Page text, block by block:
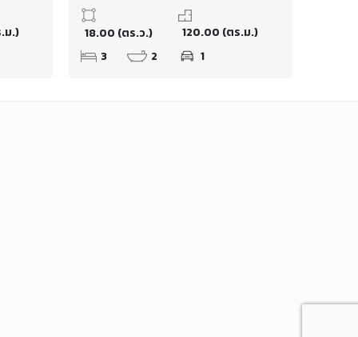
ม.) 18.00 (ตร.ว.)
120.00 (ตร.ม.)
3
2 1